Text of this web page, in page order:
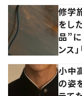
修学
をし
品”
ンス
小中
の姿